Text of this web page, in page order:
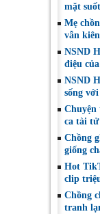
mặt
Mẹ
vẫn
NSND
điệu
NSND
sống
Chuyện
ca tài tử
Chồng
giống
Hot
clip
Chồng
tranh